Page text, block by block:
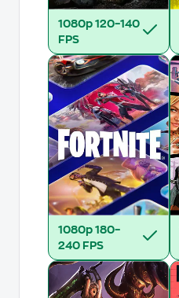
1080p 120–140
FPS
1080p 180–
240 FPS